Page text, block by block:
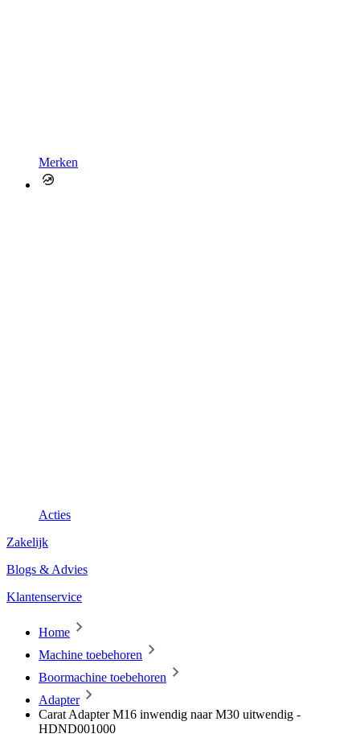
Merken
Acties
Zakelijk
Blogs & Advies
Klantenservice
Home
Machine toebehoren
Boormachine toebehoren
Adapter
Carat Adapter M16 inwendig naar M30 uitwendig -
HDND001000